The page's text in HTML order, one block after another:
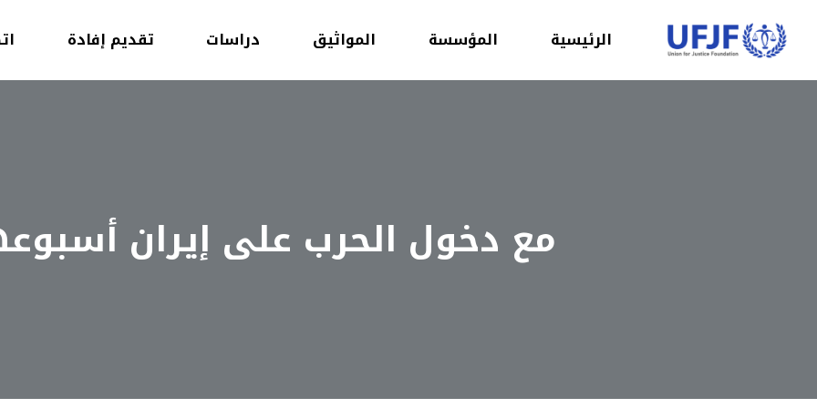
الرئيسية المؤسسة المواثيق دراسات تقديم إفادة
مع دخول الحرب على إيران